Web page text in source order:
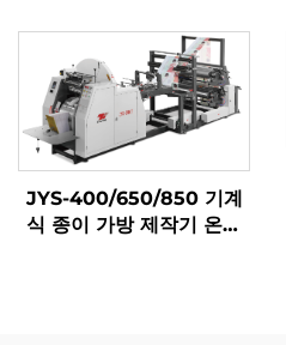
JYS-400/650/850 기계
식 종이 가방 제작기 온라